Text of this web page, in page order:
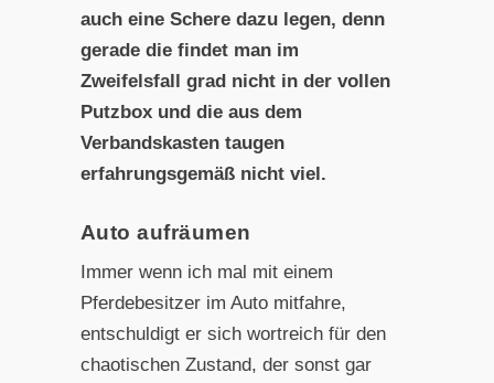
auch eine Schere dazu legen, denn
gerade die findet man im
Zweifelsfall grad nicht in der vollen
Putzbox und die aus dem
Verbandskasten taugen
erfahrungsgemäß nicht viel.
Auto aufräumen
Immer wenn ich mal mit einem
Pferdebesitzer im Auto mitfahre,
entschuldigt er sich wortreich für den
chaotischen Zustand, der sonst gar